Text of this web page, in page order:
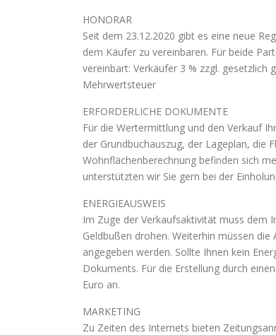
HONORAR
Seit dem 23.12.2020 gibt es eine neue
dem Käufer zu vereinbaren. Für beide
vereinbart: Verkäufer 3 % zzgl.
Mehrwertsteuer
ERFORDERLICHE DOKUMENTE
Für die Wertermittlung und den Verkauf
der Grundbuchauszug, der Lageplan, die
Wohnflächenberechnung befinden sich
unterstützten wir Sie gern bei der
ENERGIEAUSWEIS
Im Zuge der Verkaufsaktivität muss dem
Geldbußen drohen. Weiterhin müssen
angegeben werden. Sollte Ihnen kein
Dokuments. Für die Erstellung durch
Euro an.
MARKETING
Zu Zeiten des Internets bieten